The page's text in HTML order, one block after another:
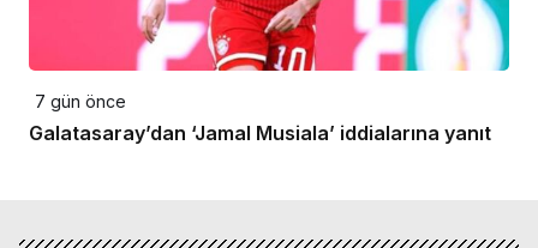
7 gün önce
Galatasaray’dan ‘Jamal Musiala’ iddialarına yanıt